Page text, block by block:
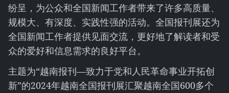
纷呈，为公众和全国新闻工作者带来了许多高质量、
规模大、有深度、实践性强的活动。全国报刊展还为
全国新闻工作者提供见面交流，更好地了解读者和受
众的爱好和信息需求的良好平台。
主题为“越南报刊—致力于党和人民革命事业开拓创
新”的2024年越南全国报刊展汇聚越南全国600多个